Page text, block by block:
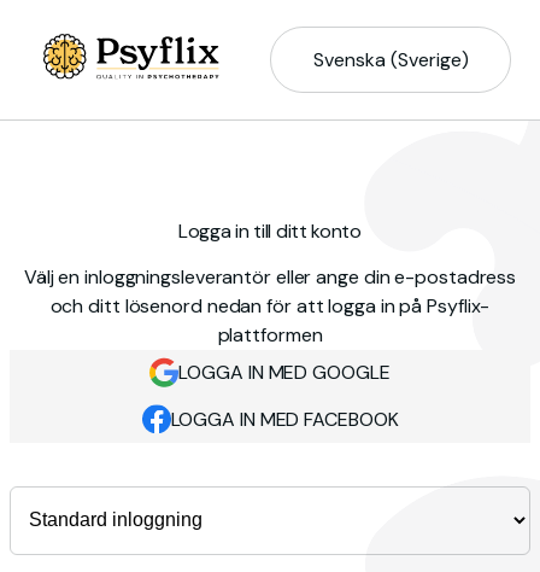
Svenska (Sverige)
Logga in till ditt konto
Välj en inloggningsleverantör eller ange din e-postadress
och ditt lösenord nedan för att logga in på Psyflix-
plattformen
LOGGA IN MED GOOGLE
LOGGA IN MED FACEBOOK